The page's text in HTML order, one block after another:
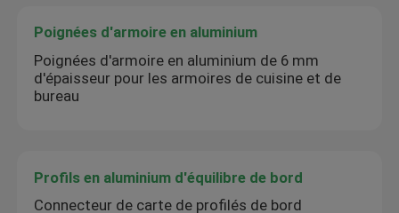
Poignées d'armoire en aluminium
Poignées d'armoire en aluminium de 6 mm
d'épaisseur pour les armoires de cuisine et de
bureau
Profils en aluminium d'équilibre de bord
Connecteur de carte de profilés de bord